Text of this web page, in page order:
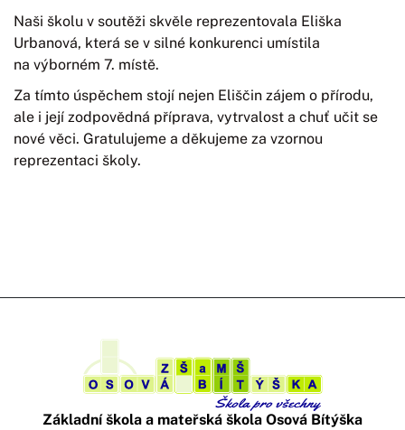
Naši školu v soutěži skvěle reprezentovala Eliška
Urbanová, která se v silné konkurenci umístila
na výborném 7. místě.
Za tímto úspěchem stojí nejen Eliščin zájem o přírodu,
ale i její zodpovědná příprava, vytrvalost a chuť učit se
nové věci. Gratulujeme a děkujeme za vzornou
reprezentaci školy.
Základní škola a mateřská škola Osová Bítýška